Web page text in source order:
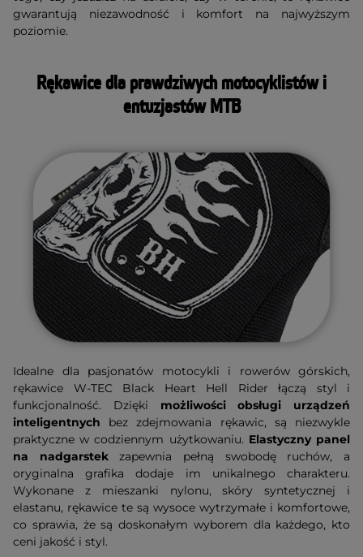
gwarantują niezawodność i komfort na najwyższym
poziomie.
Rękawice dla prawdziwych motocyklistów i
entuzjastów MTB
Idealne dla pasjonatów motocykli i rowerów górskich,
rękawice W-TEC Black Heart Hell Rider łączą styl i
funkcjonalność. Dzięki możliwości obsługi urządzeń
inteligentnych bez zdejmowania rękawic, są niezwykle
praktyczne w codziennym użytkowaniu. Elastyczny panel
na nadgarstekzapewnia pełną swobodę ruchów, a
oryginalna grafika dodaje im unikalnego charakteru.
Wykonane z mieszanki nylonu, skóry syntetycznej i
elastanu, rękawice te są wysoce wytrzymałe i komfortowe,
co sprawia, że są doskonałym wyborem dla każdego, kto
ceni jakość i styl.